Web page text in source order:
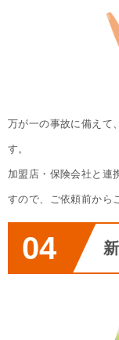
万が一の事故に備えて
す。
加盟店・保険会社と連
すので、ご依頼前から
04